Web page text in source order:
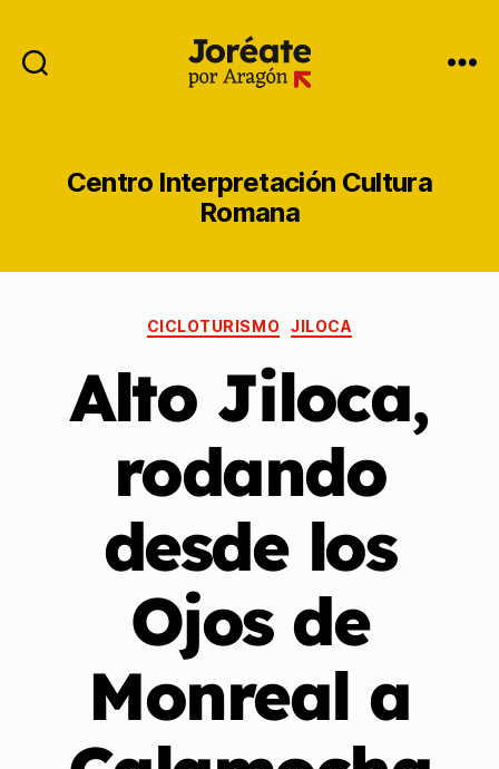
Centro Interpretación Cultura
Romana
CICLOTURISMO JILOCA
Alto Jiloca,
rodando
desde los
Ojos de
Monreal a